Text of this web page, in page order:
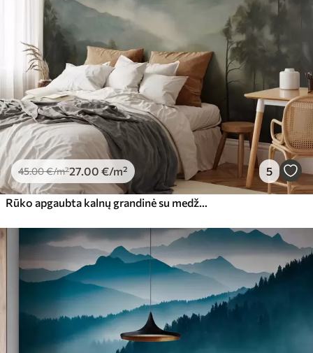
45.00€/m²27 .00 €/m² 5